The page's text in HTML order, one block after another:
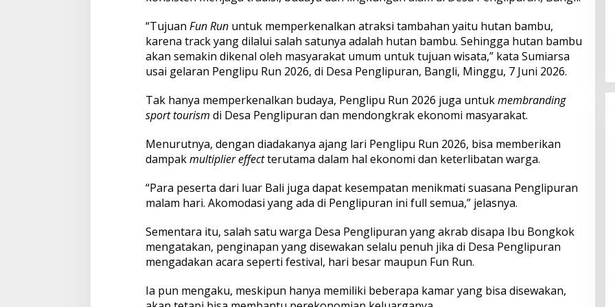
p
o
r
t
T
r
i
m
L
a
t
e
n
g
l
p
u
“Tujuan Fun Rununtuk memperkenalkan atraksi tambahan yaitu hutan bambu,
karena track yang dilalui salah satunya adalah hutan bambu. Sehingga hutan bambu
akan semakin dikenal oleh masyarakat umum untuk tujuan wisata,” kata Sumiarsa
usai gelaran Penglipu Run 2026, di Desa Penglipuran, Bangli, Minggu, 7 Juni 2026.
Tak hanya memperkenalkan budaya, Penglipu Run 2026 juga untukmembranding
sport tourism di Desa Penglipuran dan mendongkrak ekonomi masyarakat.
Menurutnya, dengan diadakanya ajang lari Penglipu Run 2026, bisa memberikan
dampakmultiplier effectterutama dalam hal ekonomi dan keterlibatan warga.
“Para peserta dari luar Bali juga dapat kesempatan menikmati suasana Penglipuran
malam hari. Akomodasi yang ada di Penglipuran ini full semua,” jelasnya.
Sementara itu, salah satu warga Desa Penglipuran yang akrab disapa Ibu Bongkok
mengatakan, penginapan yang disewakan selalu penuh jika di Desa Penglipuran
mengadakan acara seperti festival, hari besar maupun Fun Run.
Ia pun mengaku, meskipun hanya memiliki beberapa kamar yang bisa disewakan,
Perkuat Ekosistem Pariwisata
dan Serapan Investasi, Sira
Village Grand Outlet Bali Resmi
Dibuka di KEK Kura Kura